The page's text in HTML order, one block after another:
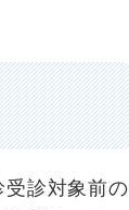
診対象前の